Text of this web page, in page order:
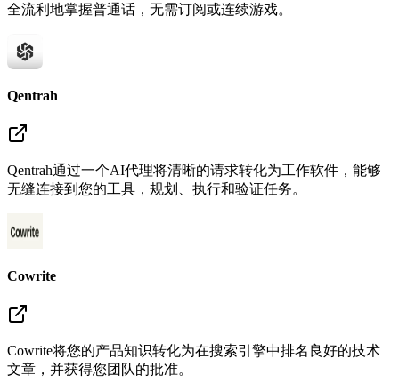
全流利地掌握普通话，无需订阅或连续游戏。
Qentrah
Qentrah通过一个AI代理将清晰的请求转化为工作软件，能够
无缝连接到您的工具，规划、执行和验证任务。
Cowrite
Cowrite将您的产品知识转化为在搜索引擎中排名良好的技术
文章，并获得您团队的批准。